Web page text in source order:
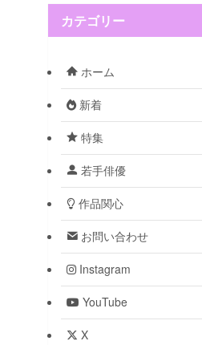
カテゴリー
ホーム
新着
特集
若手俳優
作品関心
お問い合わせ
Instagram
YouTube
X